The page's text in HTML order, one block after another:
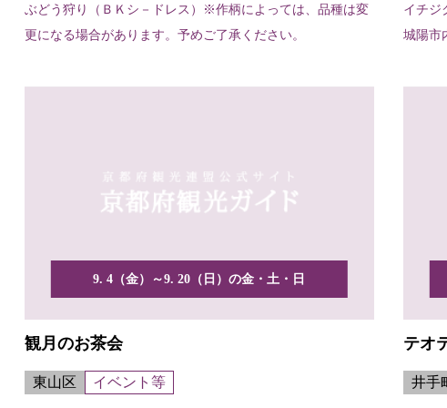
ぶどう狩り（ＢＫシ－ドレス）※作柄によっては、品種は変
更になる場合があります。予めご了承ください。
イチジ
城陽市
9. 4（金）～9. 20（日）の金・土・日
観月のお茶会
東山区 イベント等
テオ
井手